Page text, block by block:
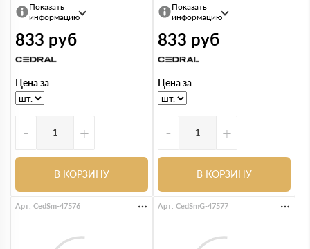
Показать
информацию
833 руб
Цена за
- +
В КОРЗИНУ
Показать
информацию
833 руб
Цена за
- +
В КОРЗИНУ
Арт. CedSm-47576 Арт. CedSmG-47577